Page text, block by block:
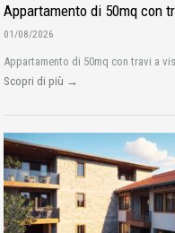
Appartamento di 50mq con
01/08/2026
Appartamento di 50mq con travi a
Scopri di più →